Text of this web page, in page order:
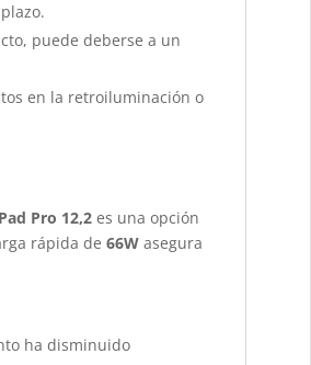
puede deberse a un
en la retroiluminación o
Pro 12,2 es una opción
rápida de66W asegura
ha disminuido